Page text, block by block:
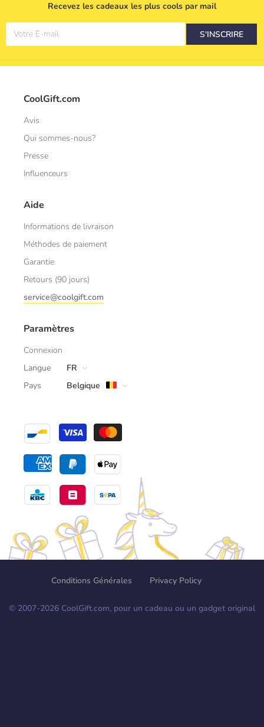
Recevez les cadeaux les plus cools par mail
Votre E-mail S'INSCRIRE
CoolGift.com
Avis
Qui sommes-nous?
Presse
Influenceurs
Aide
Informations de livraison
Méthodes de paiement
Garantie
Retours (90 jours)
service@coolgift.com
Paramètres
Connexion
Langue
FR
Pays
Belgique
Conditions Générales Privacy Policy
© 2007-2026 CoolGift.com, pour un cadeau ou un gadget original